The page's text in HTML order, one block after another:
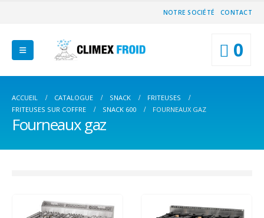
NOTRE SOCIÉTÉ CONTACT
0
ACCUEIL CATALOGUE SNACK
FRITEUSES
FRITEUSES SUR COFFRE
SNACK 600 FOURNEAUX GAZ
Fourneaux gaz